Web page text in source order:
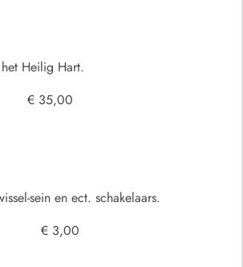
Heilig Hart.
€ 35,00
sein en ect. schakelaars.
€ 3,00